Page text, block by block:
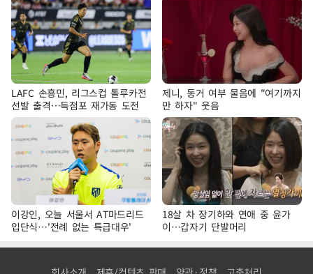
LAFC 손흥민, 리그스컵 톨루카전
선발 출격…득점포 재가동 도전
제니, 동거 여부 물음에 "여기까지
만 하자" 웃음
이강인, 오늘 서울서 AT마드리드
입단식…'전례 없는 특급대우'
18살 차 장기하와 연애 중 윤가
이…갑자기 단발머리